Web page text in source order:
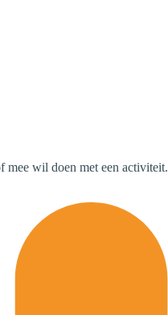
mee wil doen met een activiteit.